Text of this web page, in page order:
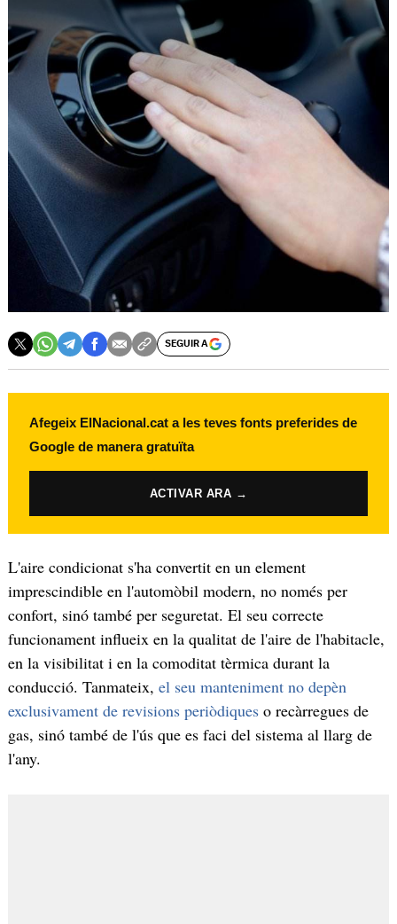
SEGUIR A
Afegeix ElNacional.cat a les teves fonts preferides de
Google de manera gratuïta
ACTIVAR ARA →
L'aire condicionat s'ha convertit en un element
imprescindible en l'automòbil modern, no només per
confort, sinó també per seguretat. El seu correcte
funcionament influeix en la qualitat de l'aire de l'habitacle,
en la visibilitat i en la comoditat tèrmica durant la
conducció. Tanmateix, el seu manteniment no depèn
exclusivament de revisions periòdiqueso recàrregues de
gas, sinó també de l'ús que es faci del sistema al llarg de
l'any.